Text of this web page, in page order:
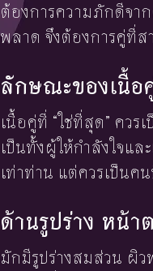
ต้องการความภักดีจา
พลาด จึงต้องการคู่ที่ส
ลักษณะของเนื้อ
เนื้อคู่ที่ “ใช่ที่สุด” คว
เป็นทั้งผู้ให้กำลังใจแ
เท่าท่าน แต่ควรเป็นค
ด้านรูปร่าง หน้า
มักมีรูปร่างสมส่วน ผิ